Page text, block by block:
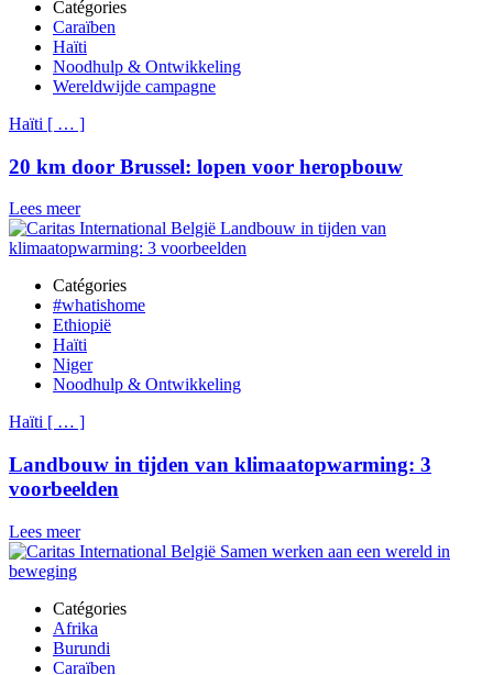
Catégories
Caraïben
Haïti
Noodhulp & Ontwikkeling
Wereldwijde campagne
Haïti [ … ]
20 km door Brussel: lopen voor heropbouw
Lees meer
Catégories
#whatishome
Ethiopië
Haïti
Niger
Noodhulp & Ontwikkeling
Haïti [ … ]
Landbouw in tijden van klimaatopwarming: 3
voorbeelden
Lees meer
Catégories
Afrika
Burundi
Caraïben